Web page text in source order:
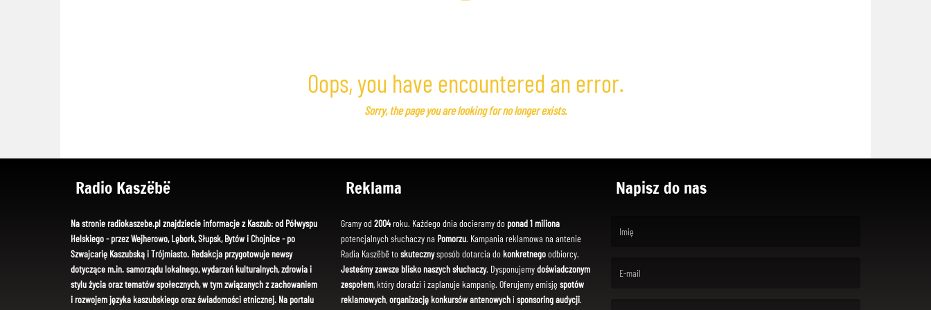
Oops, you have encountered an error.
Sorry, the page you are looking for no longer exists.
Radio Kaszëbë
Na stronie radiokaszebe.pl znajdziecie informacje z Kaszub: od Półwyspu
Helskiego - przez Wejherowo, Lębork, Słupsk, Bytów i Chojnice - po
Szwajcarię Kaszubską i Trójmiasto. Redakcja przygotowuje newsy
dotyczące m.in. samorządu lokalnego, wydarzeń kulturalnych, zdrowia i
stylu życia oraz tematów społecznych, w tym związanych z zachowaniem
i rozwojem języka kaszubskiego oraz świadomości etnicznej. Na portalu
Reklama
Gramy od 2004roku. Każdego dnia docieramy do ponad 1 miliona
potencjalnych słuchaczy na Pomorzu. Kampania reklamowa na antenie
Radia Kaszëbë toskutecznysposób dotarcia dokonkretnegoodbiorcy.
Jesteśmy zawsze blisko naszych słuchaczy. Dysponujemydoświadczonym
zespołem, który doradzi i zaplanuje kampanię. Oferujemy emisję spotów
reklamowych,organizację konkursów antenowychi sponsoring audycji.
Napisz do nas